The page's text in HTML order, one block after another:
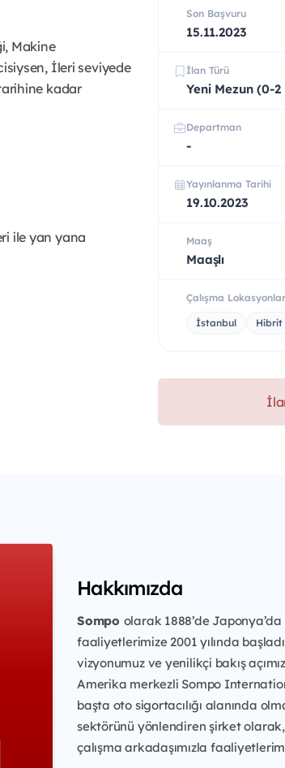
Makine
İleri seviyede
kadar
ile yan yana
Son Başvuru
15.11.2023
İlan Türü
Yeni Mezun (0-2
Departman
-
Yayınlanma Tarihi
19.10.2023
Maaş
Maaşlı
Çalışma
İstanbul Hibrit
Hakkımızda
Sompo olarak 1888’de
faaliyetlerimize 2001 yılında
vizyonumuz ve yenilikçi bakış
Amerika merkezli Sompo
başta oto sigortacılığı alanında
sektörünü yönlendiren şirket
çalışma arkadaşımızla